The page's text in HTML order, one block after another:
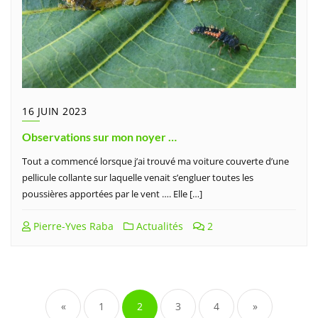
16 JUIN 2023
Observations sur mon noyer …
Tout a commencé lorsque j’ai trouvé ma voiture couverte d’une
pellicule collante sur laquelle venait s’engluer toutes les
poussières apportées par le vent …. Elle […]
Pierre-Yves Raba Actualités 2
des
publications
« 1 2 3 4 »